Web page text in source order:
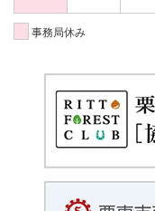
事務局休み